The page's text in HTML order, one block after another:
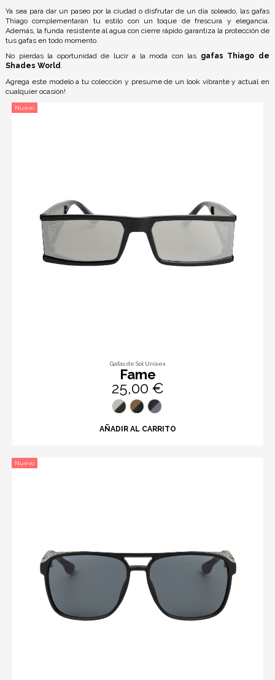
Ya sea para dar un paseo por la ciudad o disfrutar de un día soleado, las gafas
Thiago complementarán tu estilo con un toque de frescura y elegancia.
Además, la funda resistente al agua con cierre rápido garantiza la protección de
tus gafas en todo momento.
No pierdas la oportunidad de lucir a la moda con las gafas Thiago de
Shades World.
Agrega este modelo a tu colección y presume de un look vibrante y actual en
cualquier ocasión!
Nuevo
Gafas de Sol Unisex
Fame
25,00 €
AÑADIR AL CARRITO
Nuevo